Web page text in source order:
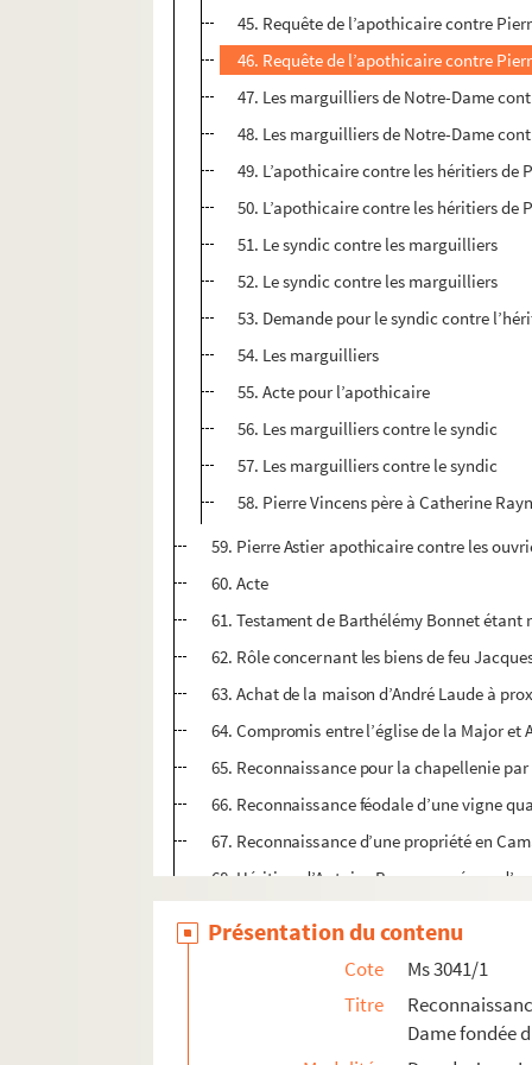
45. Requête de l’apothicaire contre
46. Requête de l’apothicaire contre
47. Les marguilliers de Notre-Dame
48. Les marguilliers de Notre-Dame
49. L’apothicaire contre les héritiers de
50. L’apothicaire contre les héritiers de
51. Le syndic contre les marguilliers
52. Le syndic contre les marguilliers
53. Demande pour le syndic contre
54. Les marguilliers
55. Acte pour l’apothicaire
56. Les marguilliers contre le syndic
57. Les marguilliers contre le syndic
58. Pierre Vincens père à Catherine
59. Pierre Astier apothicaire contre les
60. Acte
61. Testament de Barthélémy Bonnet étant
62. Rôle concernant les biens de feu
63. Achat de la maison d’André Laude à
64. Compromis entre l’église de la Major et
65. Reconnaissance pour la chapellenie
66. Reconnaissance féodale d’une vigne
67. Reconnaissance d’une propriété en
68. Héritiers d’Antoine Boyer acquéreur
72. Reconnaissance d’une vigne par
Présentation du contenu
Cote
Ms 3041/1
Titre
Dame fondée